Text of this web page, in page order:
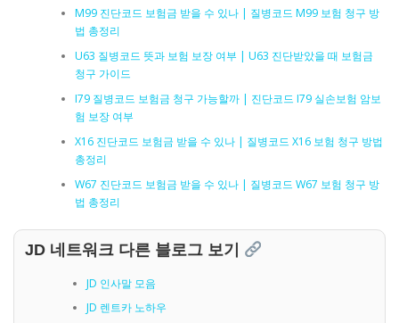
M99 진단코드 보험금 받을 수 있나 | 질병코드 M99 보험 청구 방
법 총정리
U63 질병코드 뜻과 보험 보장 여부 | U63 진단받았을 때 보험금
청구 가이드
I79 질병코드 보험금 청구 가능할까 | 진단코드 I79 실손보험 암보
험 보장 여부
X16 진단코드 보험금 받을 수 있나 | 질병코드 X16 보험 청구 방법
총정리
W67 진단코드 보험금 받을 수 있나 | 질병코드 W67 보험 청구 방
법 총정리
JD 네트워크 다른 블로그 보기
JD 인사말 모음
JD 렌트카 노하우